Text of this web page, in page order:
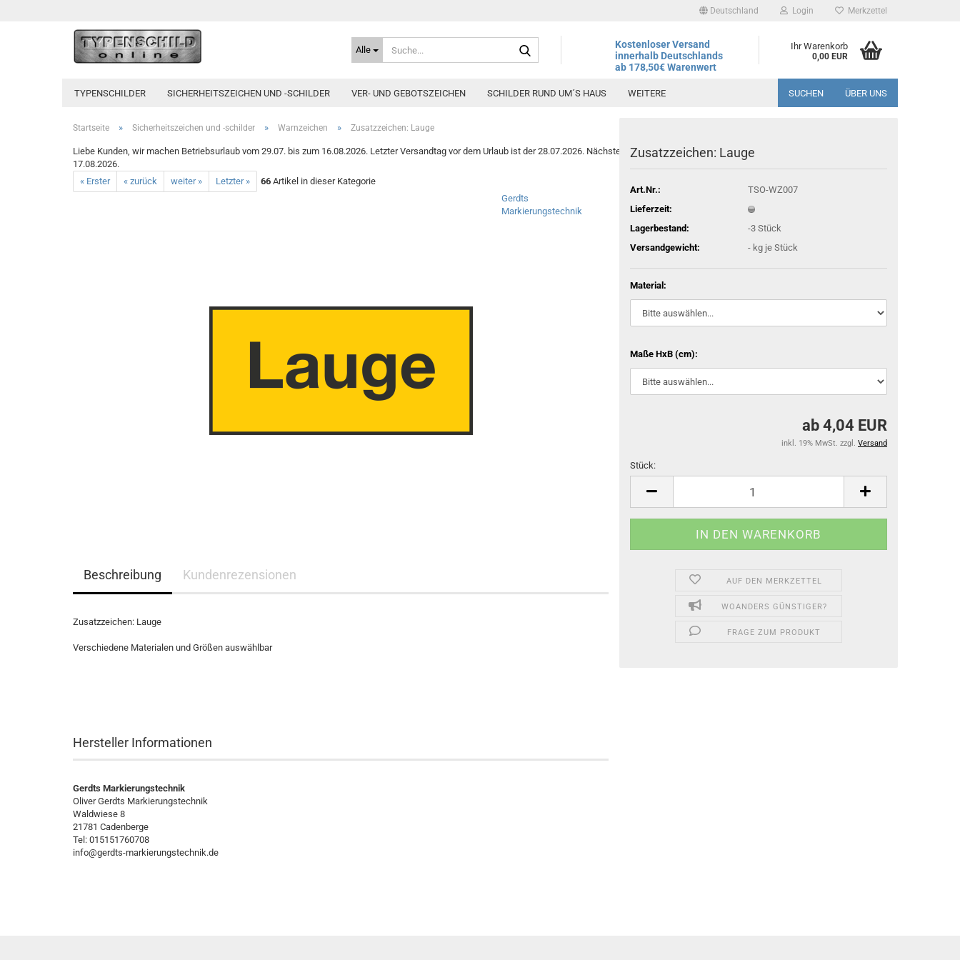
Deutschland Login Merkzettel
Alle
Kostenloser Versand
innerhalb Deutschlands
ab 178,50€ Warenwert
Ihr Warenkorb
0,00 EUR
TYPENSCHILDER SICHERHEITSZEICHEN UND -SCHILDER VER- UND GEBOTSZEICHEN SCHILDER RUND UM´S HAUS SUCHEN ÜBER UNS
WEITERE
Startseite » Sicherheitszeichen und -schilder » Warnzeichen » Zusatzzeichen: Lauge
Liebe Kunden, wir machen Betriebsurlaub vom 29.07. bis zum 16.08.2026. Letzter Versandtag vor dem Urlaub ist der 28.07.2026. Nächster Versandtag ist der 06.08.2026, regulärer Betrieb wieder ab dem
17.08.2026.
« Erster
« zurück weiter » Letzter » 66 Artikel in dieser Kategorie
Gerdts
Markierungstechnik
Zusatzzeichen: Lauge
Art.Nr.:
TSO-WZ007
Lieferzeit:
Lagerbestand:
-3 Stück
Versandgewicht:
- kg je Stück
Material:
Maße HxB (cm):
ab 4,04 EUR
inkl. 19% MwSt. zzgl. Versand
Stück:
Stück
AUF DEN MERKZETTEL
WOANDERS GÜNSTIGER?
FRAGE ZUM PRODUKT
Beschreibung Kundenrezensionen
Zusatzzeichen: Lauge
Verschiedene Materialen und Größen auswählbar
Hersteller Informationen
Gerdts Markierungstechnik
Oliver Gerdts Markierungstechnik
Waldwiese 8
21781 Cadenberge
Tel: 015151760708
info@gerdts-markierungstechnik.de